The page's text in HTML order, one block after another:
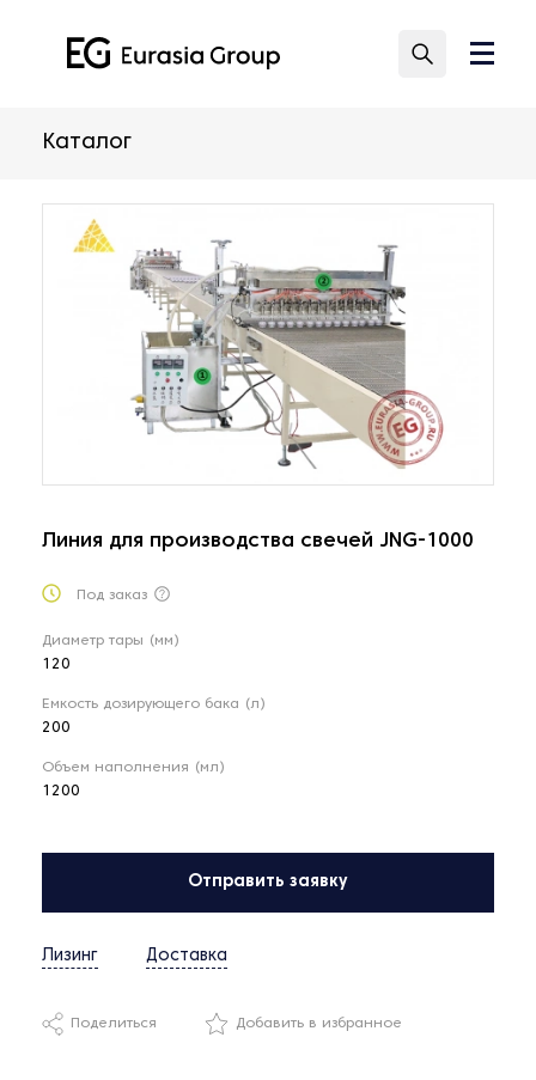
Каталог
Линия для производства свечей JNG-1000
Под заказ
Диаметр тары (мм)
120
Емкость дозирующего бака (л)
200
Объем наполнения (мл)
1200
Отправить заявку
Лизинг Доставка
Поделиться Добавить в избранное